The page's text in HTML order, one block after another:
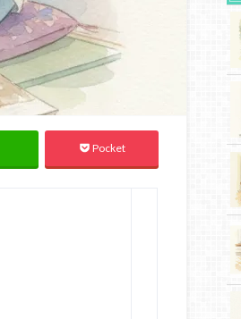
Pocket